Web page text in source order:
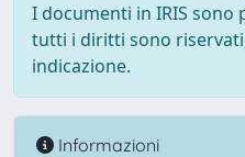
I documenti in IRIS
tutti i diritti sono
indicazione.
Informazioni